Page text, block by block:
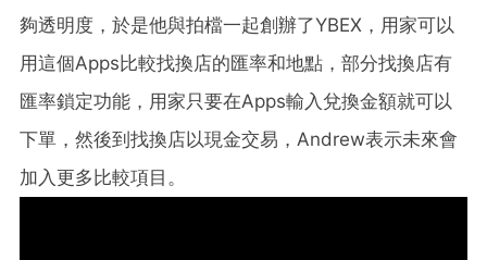
夠透明度，於是他與拍檔一起創辦了YBEX，用家可以
用這個Apps比較找換店的匯率和地點，部分找換店有
匯率鎖定功能，用家只要在Apps輸入兌換金額就可以
下單，然後到找換店以現金交易，Andrew表示未來會
加入更多比較項目。